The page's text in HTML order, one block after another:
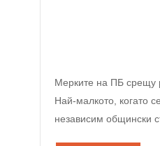
Мерките на ПБ срещу
Най-малкото, когато
независим общински